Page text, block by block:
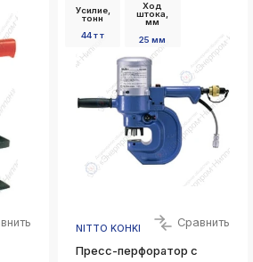
Усилие,
тонн
44 т т
Ход
штока,
мм
25 мм
NITTO KOHKI Сравнить
Пресс-перфоратор с